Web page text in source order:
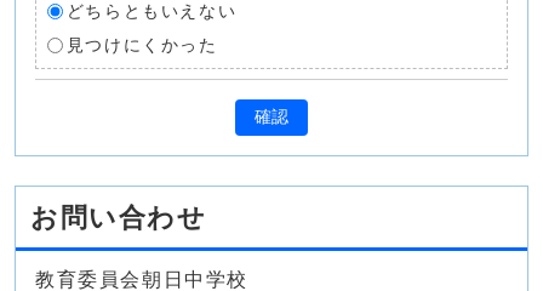
どちらともいえない
見つけにくかった
確認
お問い合わせ
教育委員会朝日中学校